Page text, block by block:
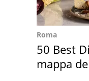
Roma
50 Best
mappa